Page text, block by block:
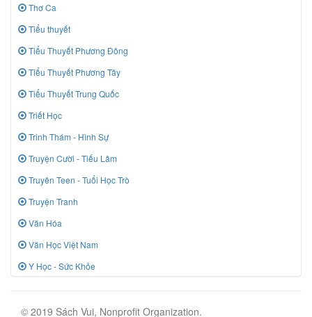
Thơ Ca
Tiểu thuyết
Tiểu Thuyết Phương Đông
Tiểu Thuyết Phương Tây
Tiểu Thuyết Trung Quốc
Triết Học
Trinh Thám - Hình Sự
Truyện Cười - Tiếu Lâm
Truyên Teen - Tuổi Học Trò
Truyện Tranh
Văn Hóa
Văn Học Việt Nam
Y Học - Sức Khỏe
© 2019 Sách Vui, Nonprofit Organization.